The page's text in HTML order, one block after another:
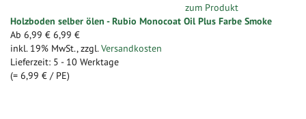
zum Produkt
Holzboden selber ölen - Rubio Monocoat Oil Plus Farbe Smoke
Ab 6,99 € 6,99 €
inkl. 19% MwSt., zzgl. Versandkosten
Lieferzeit: 5 - 10 Werktage
(= 6,99 € / PE)